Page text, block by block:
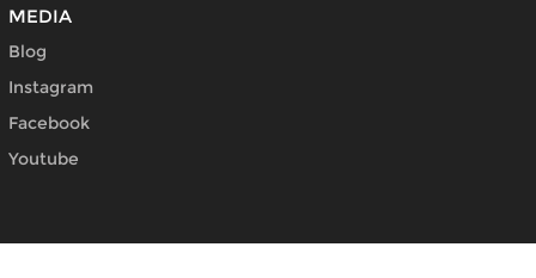
MEDIA
Blog
Instagram
Facebook
Youtube